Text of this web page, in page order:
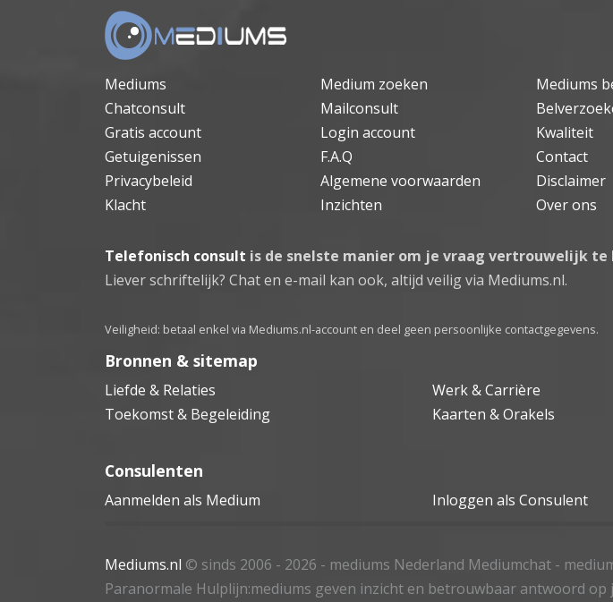
Mediums Medium zoeken
Mediums
Chatconsult
Mailconsult
Gratis account
Login account
Kwaliteit
Getuigenissen
F.A.Q
Contact
Privacybeleid
Algemene voorwaarden
Disclaimer
Klacht
Inzichten Over ons
Telefonisch consult is de snelste manier om je vraag vertrouwelijk te
Liever schriftelijk? Chat en e-mail kan ook, altijd veilig via Mediums.nl.
Veiligheid: betaal enkel via Mediums.nl-account en deel geen persoonlijke contactgegevens.
Bronnen & sitemap
Liefde & Relaties Werk & Carrière
Toekomst & Begeleiding
Kaarten & Orakels
Consulenten
Aanmelden als Medium Inloggen als Consulent
Mediums.nl © sinds 2006 - 2026 - mediums Nederland Mediumchat -
Paranormale Hulplijn:mediums geven inzicht en betrouwbaar antwoord op